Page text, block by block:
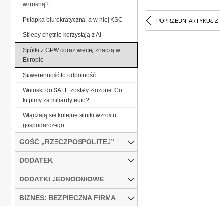
POPRZEDNI ARTYKUŁ Z
wzrosną?
Pułapka biurokratyczna, a w niej KSC
Sklepy chętnie korzystają z AI
Spółki z GPW coraz więcej znaczą w
Europie
Suwerenność to odporność
Wnioski do SAFE zostały złożone. Co
kupimy za miliardy euro?
Włączają się kolejne silniki wzrostu
gospodarczego
GOŚĆ „RZECZPOSPOLITEJ”
DODATEK
DODATKI JEDNODNIOWE
BIZNES: BEZPIECZNA FIRMA